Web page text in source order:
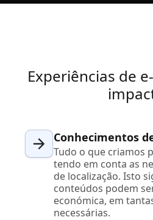
Experiências de
Conhecimentos
Tudo o que criamos
tendo em conta as
de localização. Isto
conteúdos podem
económica, em
necessárias.